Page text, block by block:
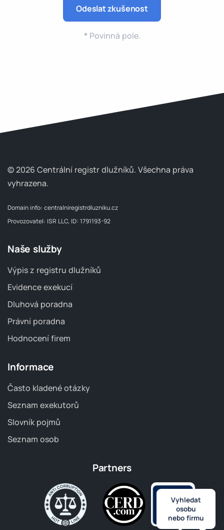
* Povinná pole.
© 2026 Centrální registr dlužníků. Všechna práva
vyhrazena.
Domain info: centralniregistrdluzniku.cz
Provozovatel: ISR LLC, ID: 1791193-92
Naše služby
Výpis z registru dlužníků
Evidence exekucí
Dluhová poradna
Právní poradna
Hodnocení firem
Informace
Často kladené otázky
Seznam exekutorů
Slovník pojmů
Seznam osob
Partners
Vyhledat
osobu
nebo firmu